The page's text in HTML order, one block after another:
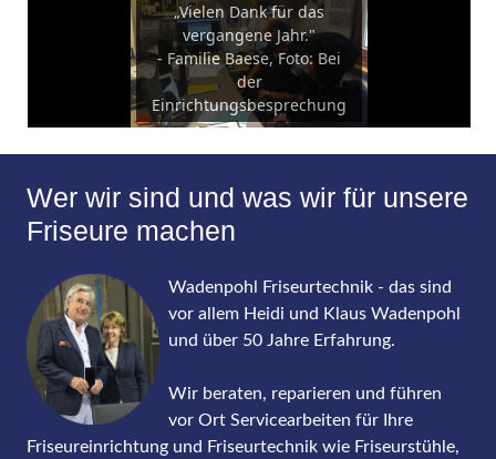
„Vielen Dank für das
vergangene Jahr."
- Familie Baese, Foto: Bei
der
Einrichtungsbesprechung
Wer wir sind und was wir für unsere
Friseure machen
Wadenpohl Friseurtechnik - das sind
vor allem Heidi und Klaus Wadenpohl
und über 50 Jahre Erfahrung.
Wir beraten, reparieren und führen
vor Ort Servicearbeiten für Ihre
Friseureinrichtung und Friseurtechnik wie Friseurstühle,